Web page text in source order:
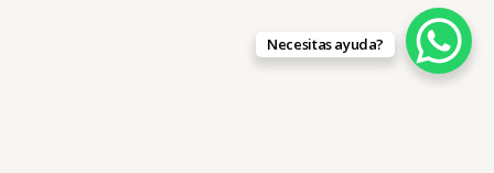
Necesitas ayuda?